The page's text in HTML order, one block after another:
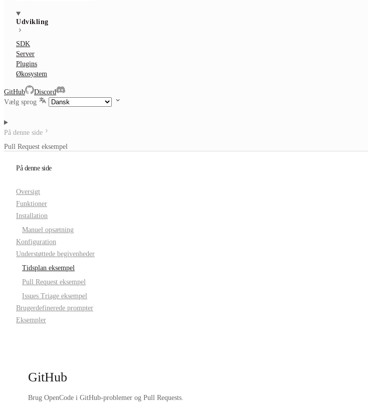
Udvikling
SDK
Server
Plugins
Økosystem
GitHub
Discord
Vælg sprog
På denne side
Pull Request eksempel
På denne side
Oversigt
Funktioner
Installation
Manuel opsætning
Konfiguration
Understøttede begivenheder
Tidsplan eksempel
Pull Request eksempel
Issues Triage eksempel
Brugerdefinerede prompter
Eksempler
GitHub
Brug OpenCode i GitHub-problemer og Pull Requests.